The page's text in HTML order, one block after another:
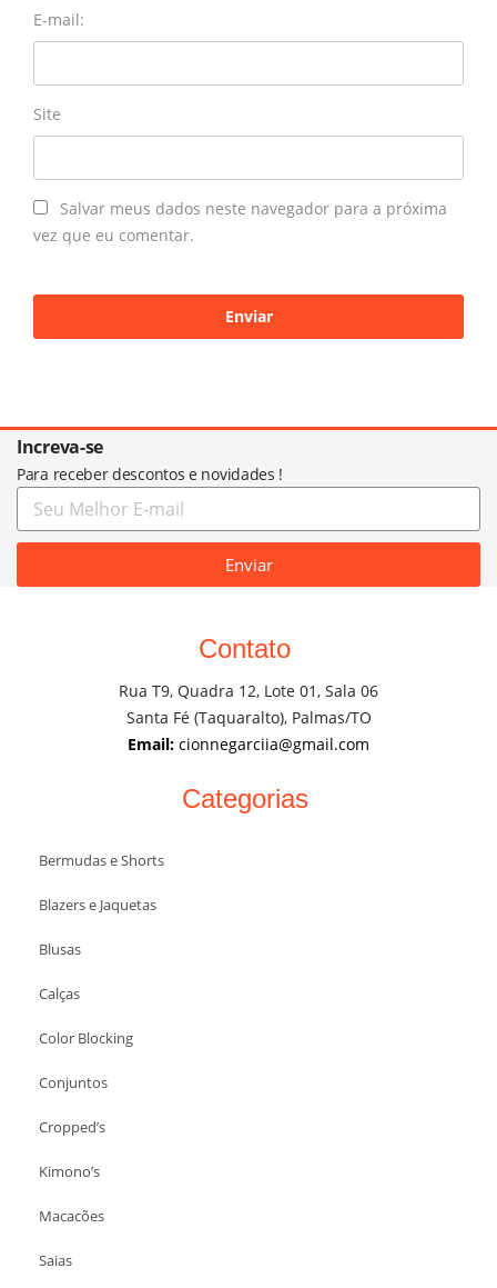
E-mail:
Site
Salvar meus dados neste navegador para a próxima
vez que eu comentar.
Increva-se
Para receber descontos e novidades !
Enviar
Contato
Rua T9, Quadra 12, Lote 01, Sala 06
Santa Fé (Taquaralto), Palmas/TO
Email: cionnegarciia@gmail.com
Categorias
Bermudas e Shorts
Blazers e Jaquetas
Blusas
Calças
Color Blocking
Conjuntos
Cropped’s
Kimono’s
Macacões
Saias